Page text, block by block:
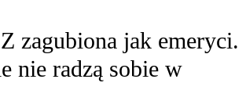
zagubiona jak emeryci.
nie radzą sobie w